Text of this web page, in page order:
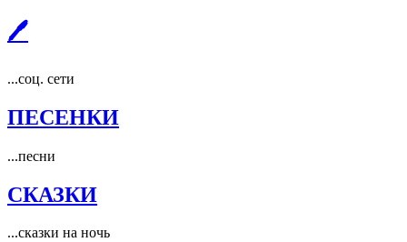
🖊
...соц. сети
ПЕСЕНКИ
...песни
СКАЗКИ
...сказки на ночь